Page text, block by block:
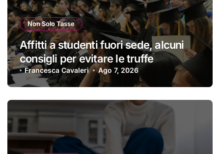
Non Solo Tasse
Affitti a studenti fuori sede, alcuni
consigli per evitare le truffe
Francesca Cavaleri Ago 7, 2026